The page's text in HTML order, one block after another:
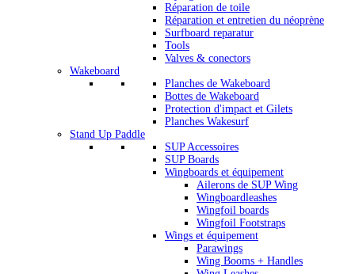
Réparation de toile
Réparation et entretien du néoprène
Surfboard reparatur
Tools
Valves & conectors
Wakeboard
Planches de Wakeboard
Bottes de Wakeboard
Protection d'impact et Gilets
Planches Wakesurf
Stand Up Paddle
SUP Accessoires
SUP Boards
Wingboards et équipement
Ailerons de SUP Wing
Wingboardleashes
Wingfoil boards
Wingfoil Footstraps
Wings et équipement
Parawings
Wing Booms + Handles